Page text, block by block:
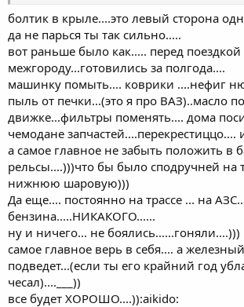
болтик в крыле....это левый сторона
да не парься ты так сильно.....
вот раньше было как..... перед поездкой
межгороду...готовились за полгода....
машинку помыть.... коврики ....нефиг
пыль от печки...(это я про ВАЗ)..масло
движке...фильтры поменять.... дома
чемодане запчастей....перекрестиццо....
а самое главное не забыть положить в
рельсы....)))что бы было сподручней на
нижнюю шаровую)))
Да еще.... постоянно на трассе ... на
бензина.....НИКАКОГО......
ну и ничего... не
самое главное верь в себя.... а
подведет...(если ты его крайний год
чесал)....___))
все будет ХОРОШО....)):aikido: